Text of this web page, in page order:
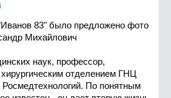
83" было предложено фото
Михайлович
наук, профессор,
отделением ГНЦ
Росмедтехнологий. По понятным